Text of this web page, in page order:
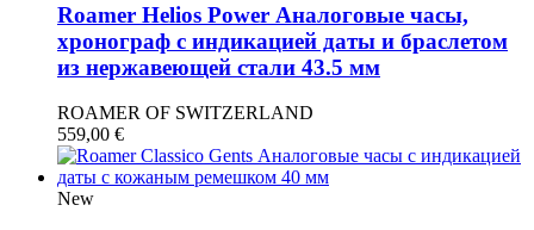
Roamer Helios Power Аналоговые часы,
хронограф с индикацией даты и браслетом
из нержавеющей стали 43.5 мм
ROAMER OF SWITZERLAND
559,00 €
New